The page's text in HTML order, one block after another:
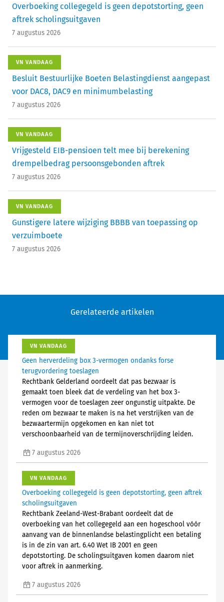
Overboeking collegegeld is geen depotstorting, geen
aftrek scholingsuitgaven
7 augustus 2026
VN VANDAAG
Besluit Bestuurlijke Boeten Belastingdienst aangepast
voor DAC8, DAC9 en minimumbelasting
7 augustus 2026
VN VANDAAG
Vrijgesteld EIB-pensioen telt mee bij berekening
drempelbedrag persoonsgebonden aftrek
7 augustus 2026
VN VANDAAG
Gunstigere latere wijziging BBBB van toepassing op
verzuimboete
7 augustus 2026
Gerelateerde artikelen
VN VANDAAG
Geen herverdeling box 3-vermogen ondanks forse
terugvordering toeslagen
Rechtbank Gelderland oordeelt dat pas bezwaar is
gemaakt toen bleek dat de verdeling van het box 3-
vermogen voor de toeslagen zeer ongunstig uitpakte. De
reden om bezwaar te maken is na het verstrijken van de
bezwaartermijn opgekomen en kan niet tot
verschoonbaarheid van de termijnoverschrijding leiden.
7 augustus 2026
VN VANDAAG
Overboeking collegegeld is geen depotstorting, geen aftrek
scholingsuitgaven
Rechtbank Zeeland-West-Brabant oordeelt dat de
overboeking van het collegegeld aan een hogeschool vóór
aanvang van de binnenlandse belastingplicht een betaling
is in de zin van art. 6.40 Wet IB 2001 en geen
depotstorting. De scholingsuitgaven komen daarom niet
voor aftrek in aanmerking.
7 augustus 2026